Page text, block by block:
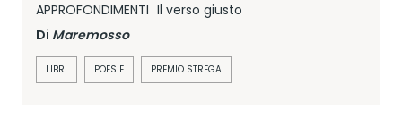
APPROFONDIMENTI Il verso giusto
Di Maremosso
LIBRI POESIE PREMIO STREGA